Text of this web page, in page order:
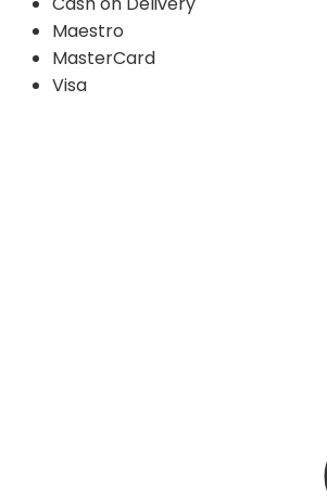
Maestro
MasterCard
Visa